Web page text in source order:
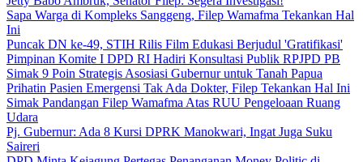
Sapa Warga di Kompleks Sanggeng, Filep Wamafma Tekankan Hal
Ini
Puncak DN ke-49, STIH Rilis Film Edukasi Berjudul 'Gratifikasi'
Pimpinan Komite I DPD RI Hadiri Konsultasi Publik RPJPD PB
Simak 9 Poin Strategis Asosiasi Gubernur untuk Tanah Papua
Prihatin Pasien Emergensi Tak Ada Dokter, Filep Tekankan Hal Ini
Simak Pandangan Filep Wamafma Atas RUU Pengeloaan Ruang
Udara
Pj. Gubernur: Ada 8 Kursi DPRK Manokwari, Ingat Juga Suku
Saireri